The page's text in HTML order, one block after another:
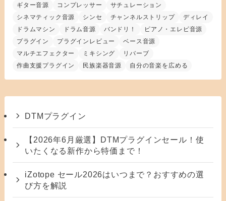
ギター音源
コンプレッサー
サチュレーション
シネマティック音源
シンセ チャンネルストリップ
ディレイ
ドラムマシン
ドラム音源 バンドリ！
ピアノ・エレピ音源
プラグイン
プラグインレビュー
ベース音源
マルチエフェクター
ミキシング
リバーブ
作曲支援プラグイン
民族楽器音源 自分の音楽を広める
DTMプラグイン
【2026年6月厳選】DTMプラグインセール！使
いたくなる新作から特価まで！
iZotope セール2026はいつまで？おすすめの選
び方を解説